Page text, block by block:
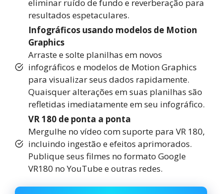
eliminar ruído de fundo e reverberação para
resultados espetaculares.
Infográficos usando modelos de Motion
Graphics
Arraste e solte planilhas em novos
infográficos e modelos de Motion Graphics
para visualizar seus dados rapidamente.
Quaisquer alterações em suas planilhas são
refletidas imediatamente em seu infográfico.
VR 180 de ponta a ponta
Mergulhe no vídeo com suporte para VR 180,
incluindo ingestão e efeitos aprimorados.
Publique seus filmes no formato Google
VR180 no YouTube e outras redes.